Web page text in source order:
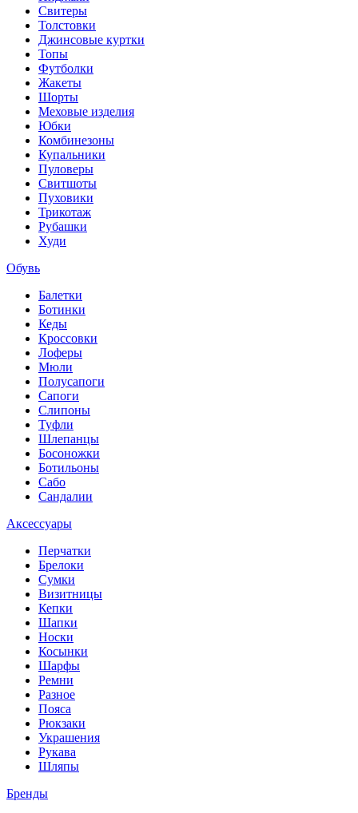
Свитеры
Толстовки
Джинсовые куртки
Топы
Футболки
Жакеты
Шорты
Меховые изделия
Юбки
Комбинезоны
Купальники
Пуловеры
Свитшоты
Пуховики
Трикотаж
Рубашки
Худи
Обувь
Балетки
Ботинки
Кеды
Кроссовки
Лоферы
Мюли
Полусапоги
Сапоги
Слипоны
Туфли
Шлепанцы
Босоножки
Ботильоны
Сабо
Сандалии
Аксессуары
Перчатки
Брелоки
Сумки
Визитницы
Кепки
Шапки
Носки
Косынки
Шарфы
Ремни
Разное
Пояса
Рюкзаки
Украшения
Рукава
Шляпы
Бренды